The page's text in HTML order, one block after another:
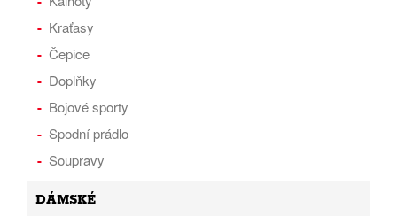
Kraťasy
Čepice
Doplňky
Bojové sporty
Spodní prádlo
Soupravy
DÁMSKÉ